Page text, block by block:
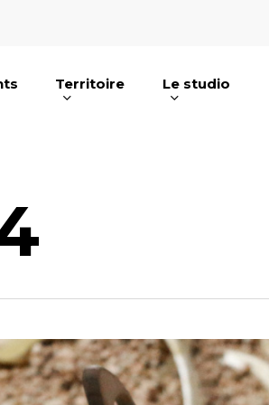
Territoire Le studio